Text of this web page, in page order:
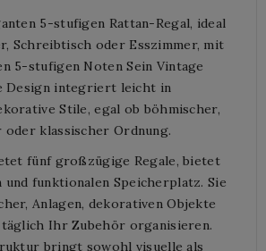
5-stufigen Rattan-Regal, ideal
Schreibtisch oder Esszimmer, mit
5-stufigen Noten Sein Vintage
Design integriert leicht in
Stile, egal ob böhmischer,
oder klassischer Ordnung.
fünf großzügige Regale, bietet
und funktionalen Speicherplatz. Sie
Anlagen, dekorativen Objekte
Ihr Zubehör organisieren.
bringt sowohl visuelle als